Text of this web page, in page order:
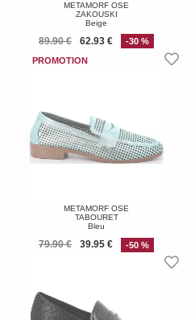
METAMORF OSE
ZAKOUSKI
Beige
89.90 € 62.93 € -30 %
METAMORF OSE
TABOURET
Bleu
79.90 € 39.95 € -50 %